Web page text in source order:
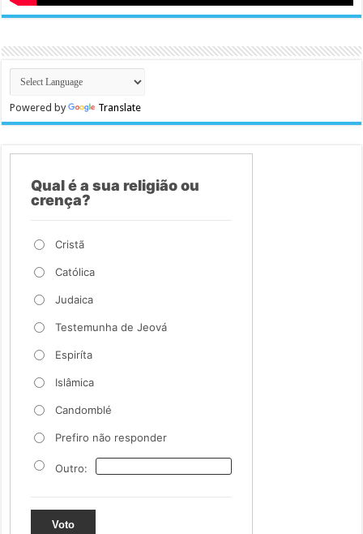
Powered by Translate
Qual é a sua religião ou
crença?
Cristã
Católica
Judaica
Testemunha de Jeová
Espiríta
Islâmica
Candomblé
Prefiro não responder
Outro:
Voto